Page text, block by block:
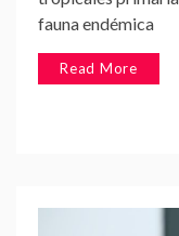
fauna endémica
Read More